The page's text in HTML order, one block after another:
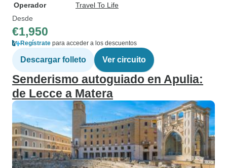
Operador
Travel To Life
Desde
€1,950
Regístrate para acceder a los descuentos
Descargar folleto Ver circuito
Senderismo autoguiado en Apulia:
de Lecce a Matera